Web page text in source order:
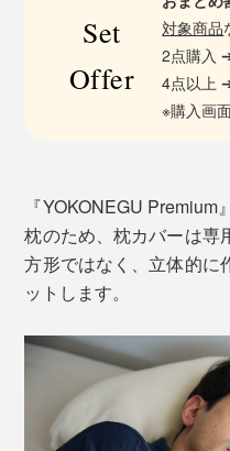
Set
Offer
対象商品
2点購入
4点以上
※購入画
『YOKONEGU
枕のため、枕カバーは専
方形ではなく、立体的に
ットします。